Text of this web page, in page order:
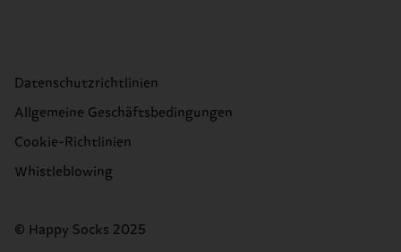
Datenschutzrichtlinien
Allgemeine Geschäftsbedingungen
Cookie-Richtlinien
Whistleblowing
© Happy Socks 2025